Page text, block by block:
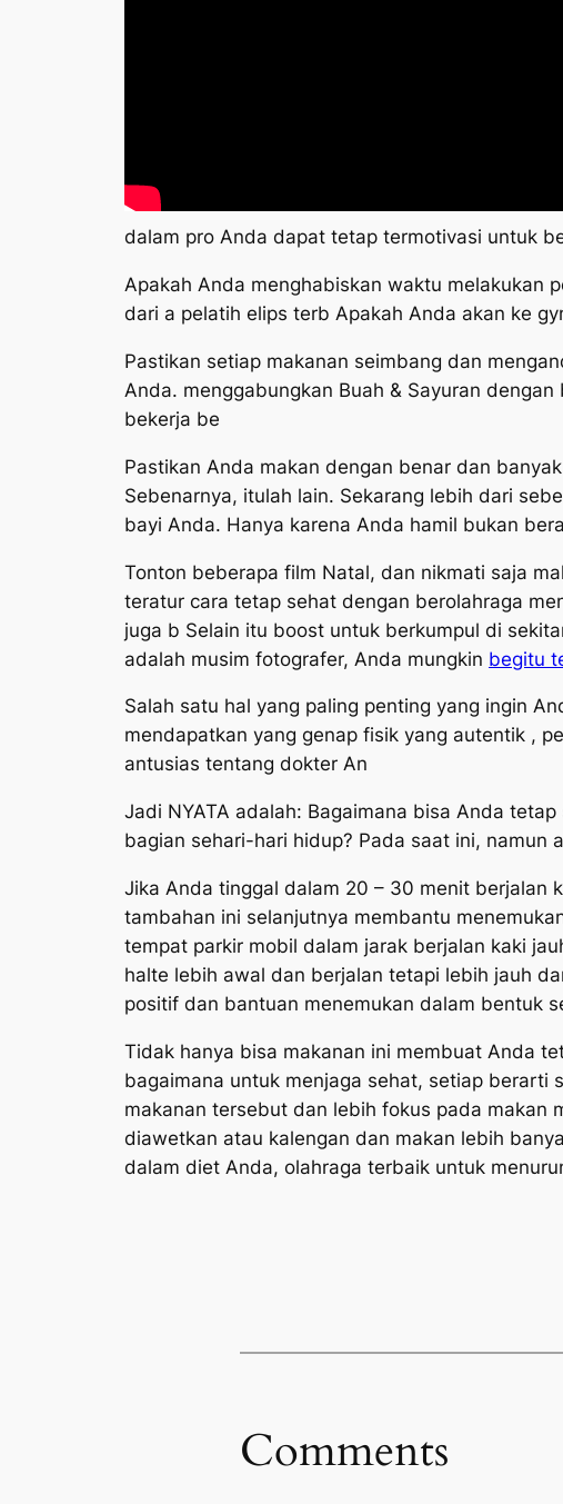
dalam pro Anda dapat tetap termotivasi untuk
Apakah Anda menghabiskan waktu melakukan
dari a pelatih elips terb Apakah Anda akan ke
Pastikan setiap makanan seimbang dan
Anda. menggabungkan Buah & Sayuran
bekerja be
Pastikan Anda makan dengan benar dan
Sebenarnya, itulah lain. Sekarang lebih dari
bayi Anda. Hanya karena Anda hamil bukan
Tonton beberapa film Natal, dan nikmati saja
teratur cara tetap sehat dengan berolahraga
juga b Selain itu boost untuk berkumpul di
adalah musim fotografer, Anda mungkin begitu
Salah satu hal yang paling penting yang ingin
mendapatkan yang genap fisik yang autentik ,
antusias tentang dokter An
Jadi NYATA adalah: Bagaimana bisa Anda
bagian sehari-hari hidup? Pada saat ini, namun
Jika Anda tinggal dalam 20 – 30 menit berjalan
tambahan ini selanjutnya membantu
tempat parkir mobil dalam jarak berjalan kaki
halte lebih awal dan berjalan tetapi lebih jauh
positif dan bantuan menemukan dalam bentuk
Tidak hanya bisa makanan ini membuat Anda
bagaimana untuk menjaga sehat, setiap berarti
makanan tersebut dan lebih fokus pada makan
diawetkan atau kalengan dan makan lebih
dalam diet Anda, olahraga terbaik untuk
Comments